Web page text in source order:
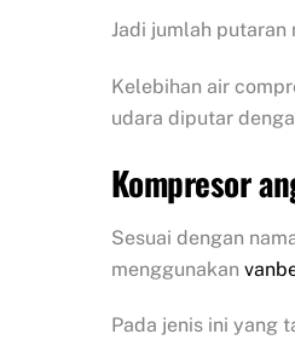
Jadi jumlah
Kelebihan air
udara diputar
Kompresor
Sesuai dengan
menggunakan
Pada jenis ini yang